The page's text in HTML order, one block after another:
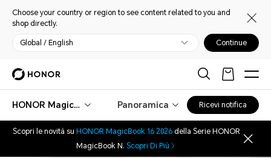
Choose your country or region to see content related to you and
shop directly.
Global / English Continue
HONOR MagicBook 15 AMD Panoramica Ricevi notifica
Scopri le novità su HONOR MagicBook 16 2026 della Serie HONOR
MagicBook N. Scopri Di Più